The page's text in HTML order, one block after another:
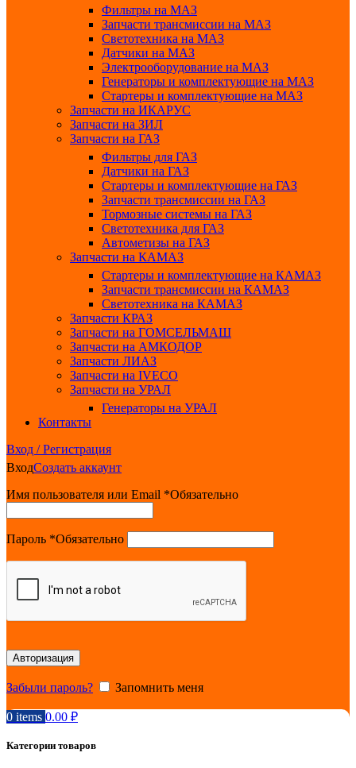
Фильтры на МАЗ
Запчасти трансмиссии на МАЗ
Светотехника на МАЗ
Датчики на МАЗ
Электрооборудование на МАЗ
Генераторы и комплектующие на МАЗ
Стартеры и комплектующие на МАЗ
Запчасти на ИКАРУС
Запчасти на ЗИЛ
Запчасти на ГАЗ
Фильтры для ГАЗ
Датчики на ГАЗ
Стартеры и комплектующие на ГАЗ
Запчасти трансмиссии на ГАЗ
Тормозные системы на ГАЗ
Светотехника для ГАЗ
Автометизы на ГАЗ
Запчасти на КАМАЗ
Стартеры и комплектующие на КАМАЗ
Запчасти трансмиссии на КАМАЗ
Светотехника на КАМАЗ
Запчасти КРАЗ
Запчасти на ГОМСЕЛЬМАШ
Запчасти на АМКОДОР
Запчасти ЛИАЗ
Запчасти на IVECO
Запчасти на УРАЛ
Генераторы на УРАЛ
Контакты
Вход / Регистрация
ВходСоздать аккаунт
Имя пользователя или Email *Обязательно
Пароль *Обязательно
Авторизация
Забыли пароль? Запомнить меня
0 items 0.00 ₽
Категории товаров